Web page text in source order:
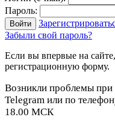
Пароль:
Забыли свой пароль?
Если вы впервые на
регистрационную форму.
Возникли проблемы при
Telegram или по
18.00 МСК